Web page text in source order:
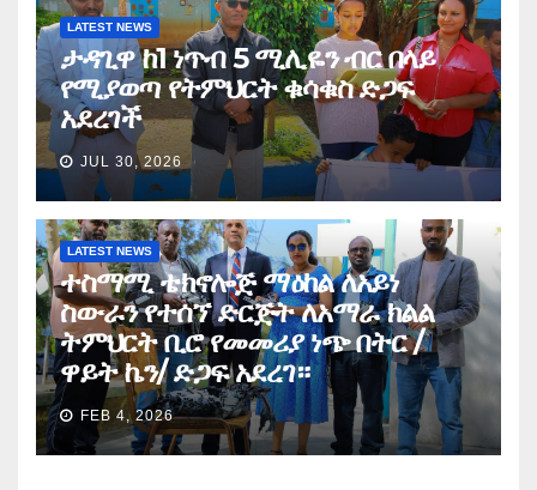
LATEST NEWS
ታዳጊዋ ከ1 ነጥብ 5 ሚሊዬን ብር በላይ
የሚያወጣ የትምህርት ቁሳቁስ ድጋፍ
አደረገች
JUL 30, 2026
LATEST NEWS
ተስማሚ ቴክኖሎጅ ማዕከል ለአይነ
ስውራን የተሰኘ ድርጅት ለአማራ ክልል
ትምህርት ቢሮ የመመሪያ ነጭ በትር /
ዋይት ኬን/ ድጋፍ አደረገ።
FEB 4, 2026